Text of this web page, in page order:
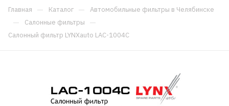
Главная — Каталог — Автомобильные фильтры в Челябинске
— Салонные фильтры —
Салонный фильтр LYNXauto LAC-1004C